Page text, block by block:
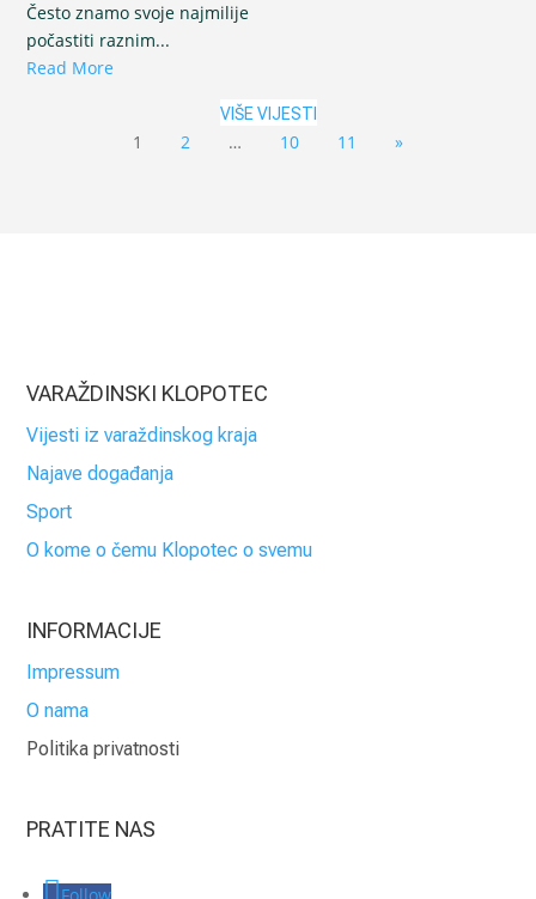
Često znamo svoje najmilije
počastiti raznim...
Read More
VIŠE VIJESTI
1 2 … 10 11 »
VARAŽDINSKI KLOPOTEC
Vijesti iz varaždinskog kraja
Najave događanja
Sport
O kome o čemu Klopotec o svemu
INFORMACIJE
Impressum
O nama
Politika privatnosti
PRATITE NAS